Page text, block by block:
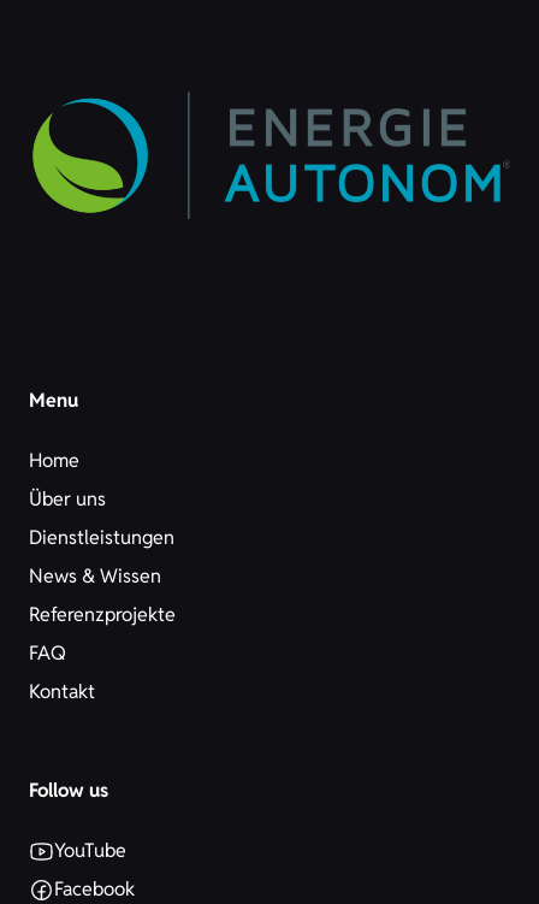
Menu
Home
Über uns
Dienstleistungen
News & Wissen
Referenzprojekte
FAQ
Kontakt
Follow us
YouTube
Facebook